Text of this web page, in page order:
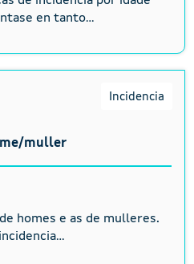
en tanto...
Incidencia
muller
homes e as de mulleres.